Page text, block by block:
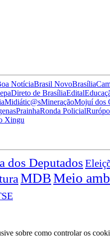
NotíciaBrasil NovoBrasília
Direto de BrasíliaEdital
Midiátic@sMineraçãoMojuí dos
PrainhaRonda Policial
Xingu
dos Deputados
MDBMeio
sobre como controlar os